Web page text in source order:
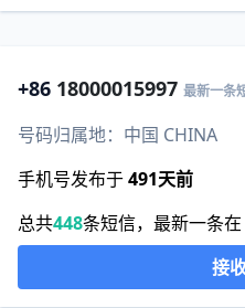
+86 18000015997 最新一条
号码归属地：中国 CHINA
手机号发布于491天前
总共448条短信，最新一条在
接